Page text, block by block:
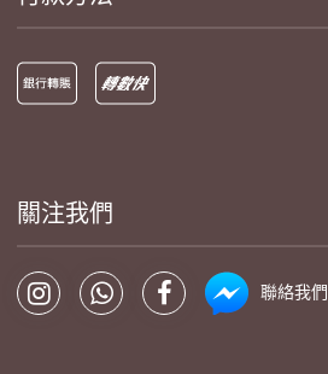
關注我們
聯絡我們